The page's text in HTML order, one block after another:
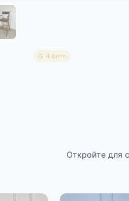
4 фото
Откройте для